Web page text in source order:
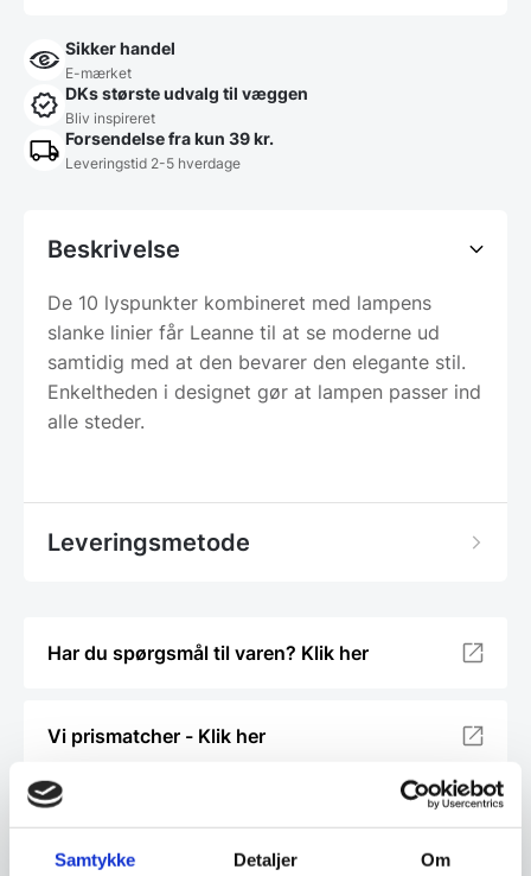
Samtykke Detaljer Om
Sikker handel
E-mærket
DKs største udvalg til væggen
Bliv inspireret
Forsendelse fra kun 39 kr.
Leveringstid 2-5 hverdage
Beskrivelse
De 10 lyspunkter kombineret med lampens
slanke linier får Leanne til at se moderne ud
samtidig med at den bevarer den elegante stil.
Enkeltheden i designet gør at lampen passer ind
alle steder.
Leveringsmetode
Har du spørgsmål til varen? Klik her
Vi prismatcher - Klik her
Relaterede varer